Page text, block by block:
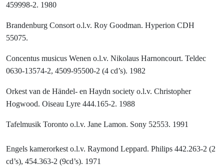
459998-2. 1980
Brandenburg Consort o.l.v. Roy Goodman. Hyperion CDH
55075.
Concentus musicus Wenen o.l.v. Nikolaus Harnoncourt. Teldec
0630-13574-2, 4509-95500-2 (4 cd’s). 1982
Orkest van de Händel- en Haydn society o.l.v. Christopher
Hogwood. Oiseau Lyre 444.165-2. 1988
Tafelmusik Toronto o.l.v. Jane Lamon. Sony 52553. 1991
Engels kamerorkest o.l.v. Raymond Leppard. Philips 442.263-2 (2
cd’s), 454.363-2 (9cd’s). 1971